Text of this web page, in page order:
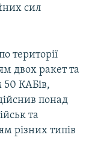
сил
території
двох ракет та
50 КАБів,
понад
та
різних типів